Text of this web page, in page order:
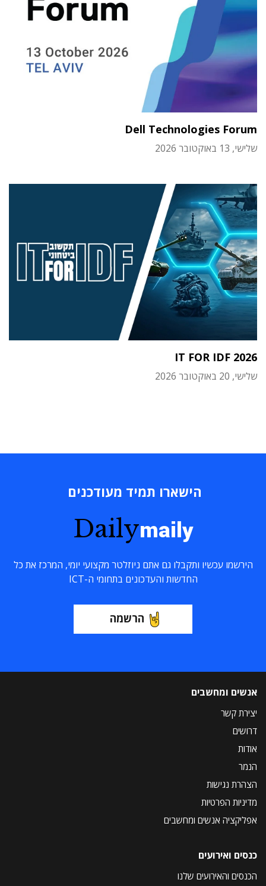
Dell Technologies Forum
שלישי, 13 באוקטובר 2026
IT FOR IDF 2026
שלישי, 20 באוקטובר 2026
הישארו תמיד מעודכנים
Dailymaily
הירשמו עכשיו ותקבלו גם אתם ניוזלטר מקצועי יומי, המרכז את כל
החדשות והעדכונים בתחומי ה-ICT
הרשמה
אנשים ומחשבים
יצירת קשר
דרושים
אודות
הנמר
הצהרת נגישות
מדיניות הפרטיות
אפליקציה אנשים ומחשבים
כנסים ואירועים
הכנסים והאירועים שלנו